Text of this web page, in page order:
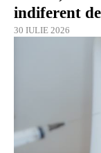
indiferent
30 IULIE 2026